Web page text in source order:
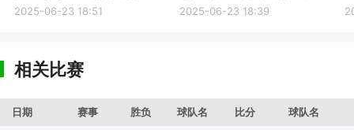
2025-06-23 18:51 2025-06-23 18:39
相关比赛
日期 赛事 胜负 球队名 比分 球队名